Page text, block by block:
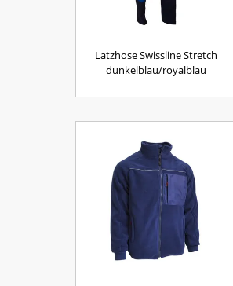
Latzhose Swissline Stretch
dunkelblau/royalblau